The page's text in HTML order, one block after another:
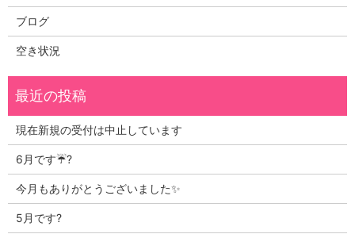
ブログ
空き状況
現在新規の受付は中止しています
6月です☔?
今月もありがとうございました✨
5月です?